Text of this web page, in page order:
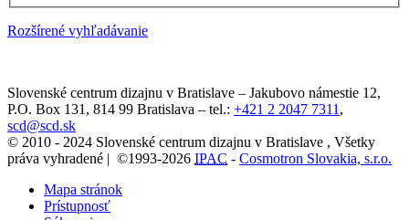
Rozšírené vyhľadávanie
Slovenské centrum dizajnu v Bratislave – Jakubovo námestie 12,
P.O. Box 131, 814 99 Bratislava – tel.: +421 2 2047 7311 ,
scd@scd.sk
© 2010 - 2024 Slovenské centrum dizajnu v Bratislave , Všetky
práva vyhradené | ©1993-2026 IPAC - Cosmotron Slovakia, s.r.o.
Mapa stránok
Prístupnosť